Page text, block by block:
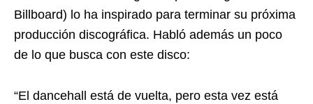
Billboard) lo ha inspirado para terminar su próxima
producción discográfica. Habló además un poco
de lo que busca con este disco:
“El dancehall está de vuelta, pero esta vez está